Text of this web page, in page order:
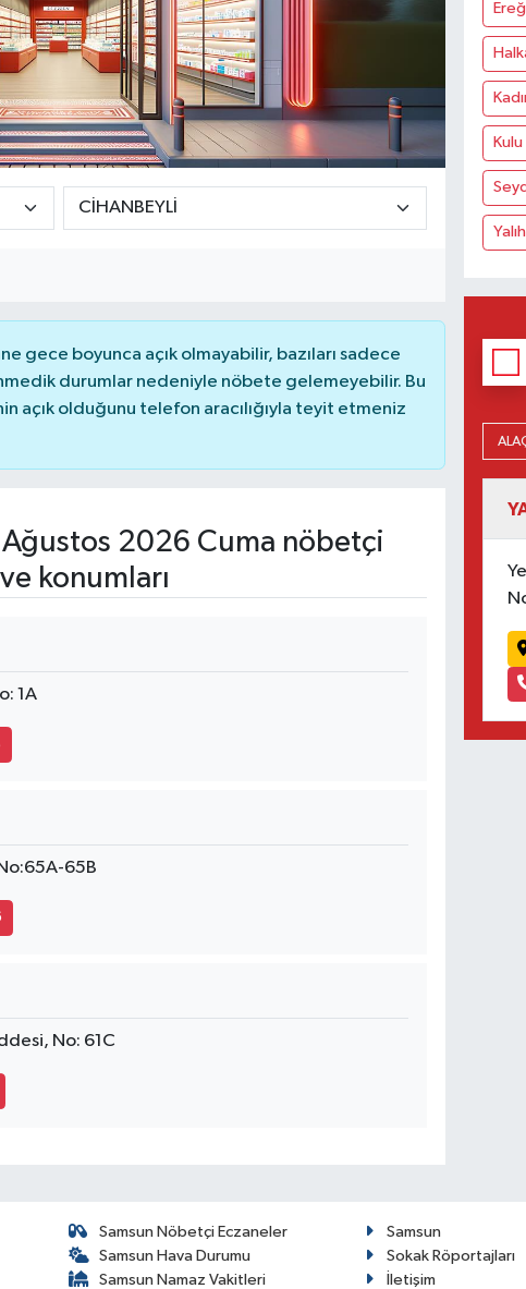
gece boyunca açık olmayabilir, bazıları sadece
durumlar nedeniyle nöbete gelemeyebilir. Bu
açık olduğunu telefon aracılığıyla teyit etmeniz
2026 Cuma nöbetçi
konumları
1A
65B
No: 61C
Kulu
Samsun Nöbetçi Eczaneler
Samsun Hava Durumu
Samsun Namaz Vakitleri
Samsun
Sokak Röportajları
İletişim